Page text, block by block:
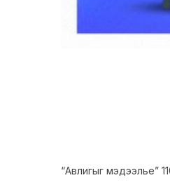
“Авлигыг мэдээлье”